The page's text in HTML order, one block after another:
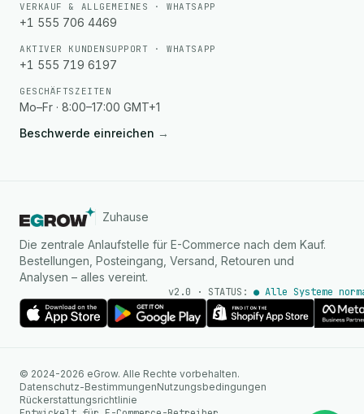
VERKAUF & ALLGEMEINES · WHATSAPP
+1 555 706 4469
AKTIVER KUNDENSUPPORT · WHATSAPP
+1 555 719 6197
GESCHÄFTSZEITEN
Mo–Fr · 8:00–17:00 GMT+1
Beschwerde einreichen →
Zuhause
Die zentrale Anlaufstelle für E-Commerce nach dem Kauf.
Bestellungen, Posteingang, Versand, Retouren und
Analysen – alles vereint.
v2.0 · STATUS: ● Alle Systeme
© 2024-2026 eGrow. Alle Rechte vorbehalten.
Datenschutz-BestimmungenNutzungsbedingungen
Rückerstattungsrichtlinie
Sofortige Antworten auf
WhatsApp